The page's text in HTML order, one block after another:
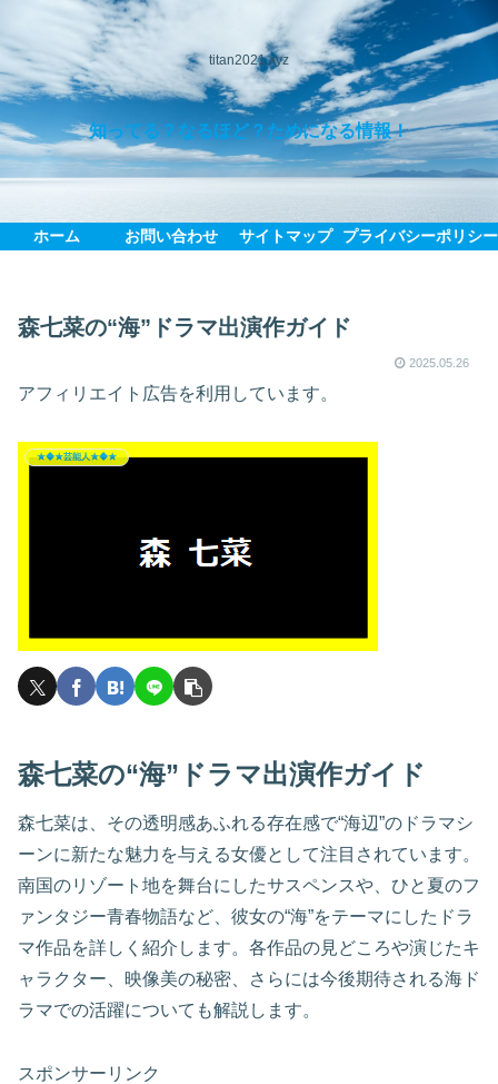
titan2021.xyz
知ってる？なるほど？ためになる情報！
ホーム お問い合わせ サイトマップ プライバシーポリシー
森七菜の“海”ドラマ出演作ガイド
2025.05.26
アフィリエイト広告を利用しています。
★◆★芸能人★◆★
森七菜の“海”ドラマ出演作ガイド
森七菜は、その透明感あふれる存在感で“海辺”のドラマシ
ーンに新たな魅力を与える女優として注目されています。
南国のリゾート地を舞台にしたサスペンスや、ひと夏のフ
ァンタジー青春物語など、彼女の“海”をテーマにしたドラ
マ作品を詳しく紹介します。各作品の見どころや演じたキ
ャラクター、映像美の秘密、さらには今後期待される海ド
ラマでの活躍についても解説します。
スポンサーリンク